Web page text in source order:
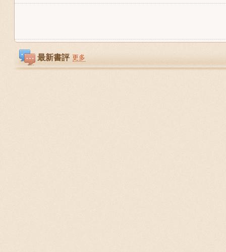
最新書評 更多